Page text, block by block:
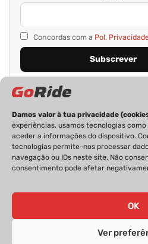
Damos valor à tua privacidade
experiências, usamos tecnologias
aceder a informações do dispositivo.
tecnologias permite-nos processar
navegação ou IDs neste site. Não
consentimento pode afetar
OK
Ver
Concordas com a Pol.
PRIVACIDADE FICHA TÉCNICA